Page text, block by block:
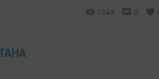
1049 0